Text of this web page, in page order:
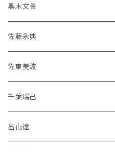
黒木文貴
佐藤永典
佐東美波
千葉瑞己
畠山遼